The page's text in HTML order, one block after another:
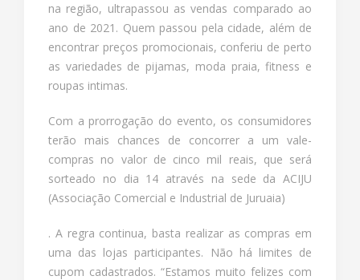
na região, ultrapassou as vendas comparado ao
ano de 2021. Quem passou pela cidade, além de
encontrar preços promocionais, conferiu de perto
as variedades de pijamas, moda praia, fitness e
roupas intimas.
Com a prorrogação do evento, os consumidores
terão mais chances de concorrer a um vale-
compras no valor de cinco mil reais, que será
sorteado no dia 14 através na sede da ACIJU
(Associação Comercial e Industrial de Juruaia)
. A regra continua, basta realizar as compras em
uma das lojas participantes. Não há limites de
cupom cadastrados. “Estamos muito felizes com